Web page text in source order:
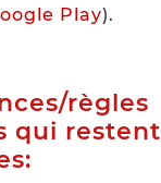
Play).
règles
qui restent